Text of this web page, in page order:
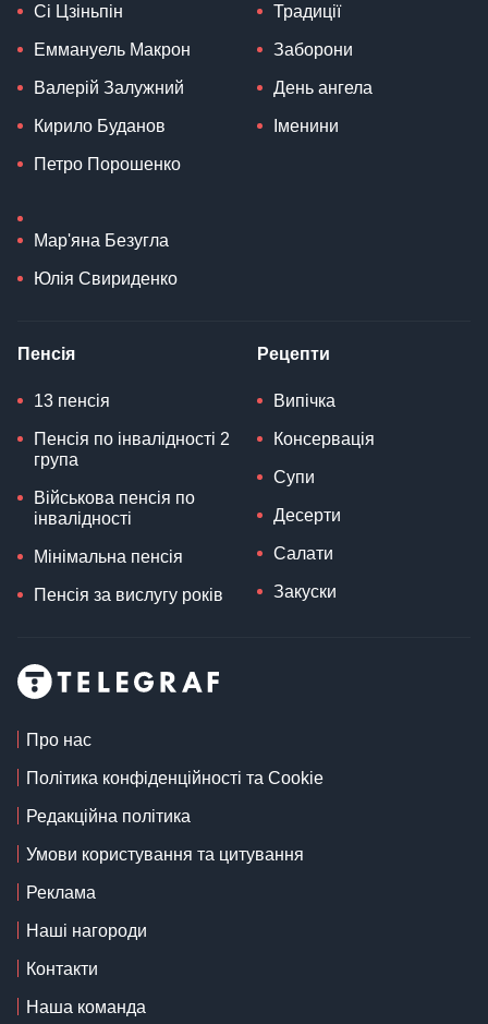
Сі Цзіньпін
Еммануель Макрон
Валерій Залужний
Кирило Буданов
Петро Порошенко
Мар'яна Безугла
Юлія Свириденко
Традиції
Заборони
День ангела
Іменини
Пенсія
13 пенсія
Пенсія по інвалідності 2
група
Військова пенсія по
інвалідності
Мінімальна пенсія
Пенсія за вислугу років
Рецепти
Випічка
Консервація
Супи
Десерти
Салати
Закуски
Про нас
Політика конфіденційності та Cookie
Редакційна політика
Умови користування та цитування
Реклама
Наші нагороди
Контакти
Наша команда